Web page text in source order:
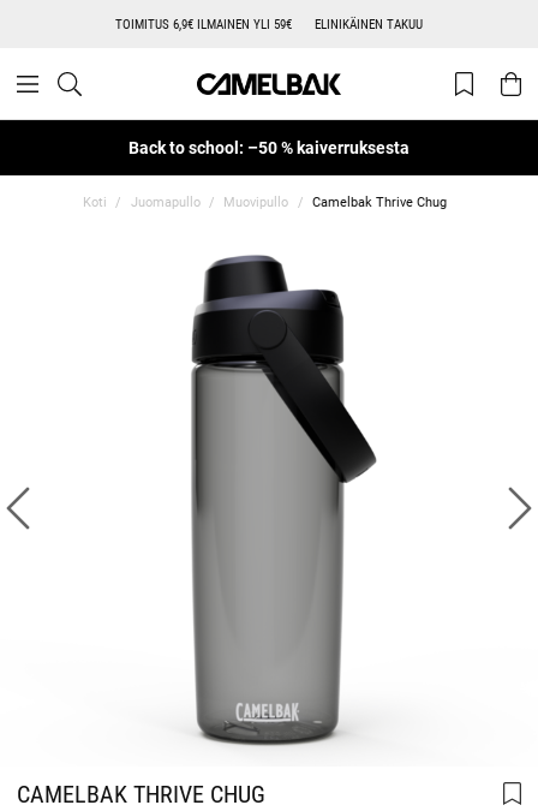
TOIMITUS 6,9€ ILMAINEN YLI 59€ ELINIKÄINEN TAKUU
Back to school: –50 % kaiverruksesta
Koti Juomapullo Muovipullo Camelbak Thrive Chug
CAMELBAK THRIVE CHUG